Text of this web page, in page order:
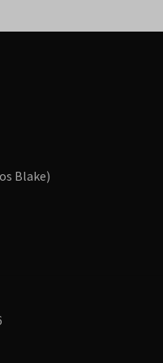
Blake)